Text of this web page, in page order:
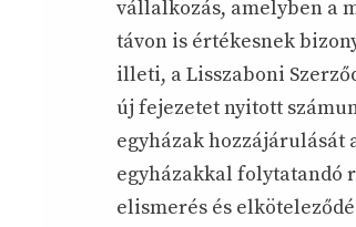
vállalkozás, amelyben a
távon is értékesnek
illeti, a Lisszaboni
új fejezetet nyitott
egyházak hozzájárulását
egyházakkal folytatandó
elismerés és